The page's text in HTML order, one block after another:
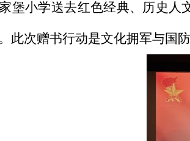
堡小学送去红色经典、历史人
此次赠书行动是文化拥军与国